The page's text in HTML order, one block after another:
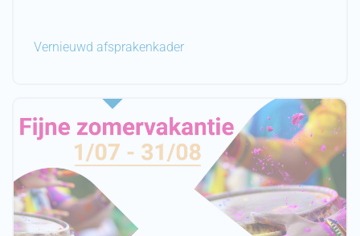
Vernieuwd afsprakenkader